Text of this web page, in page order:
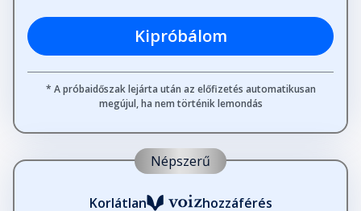
Kipróbálom
* A próbaidőszak lejárta után az előfizetés automatikusan
megújul, ha nem történik lemondás
Népszerű
Korlátlan hozzáférés